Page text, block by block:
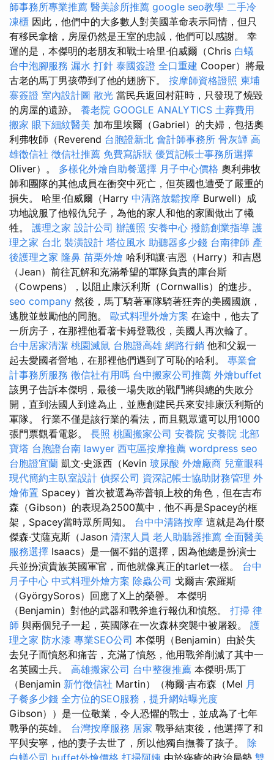
師事務所專業推薦 醫美診所推薦 google seo教學 二手冷
凍櫃 因此，他們中的大多數人對美國革命表示同情，但只
有移民拿槍，房屋仍然是王室的忠誠，他們可以感謝。 幸
運的是，本傑明的老朋友和戰士哈里·伯威爾（Chris 白蟻
台中泡腳服務 漏水 打針 泰國簽證 全口重建 Cooper）將最
古老的馬丁男孩帶到了他的翅膀下。 按摩師資格證照 柬埔
寨簽證 室內設計圖 散光 當民兵返回村莊時，只發現了燒毀
的房屋的遺跡。 養老院 GOOGLE ANALYTICS 土葬費用
搬家 眼下細紋醫美 加布里埃爾（Gabriel）的夫婦，包括奧
利弗牧師（Reverend 台胞證新北 會計師事務所 骨灰罈 高
雄徵信社 徵信社推薦 免費寫訴狀 優質記帳士事務所選擇
Oliver）。 多樣化外燴自助餐選擇 月子中心價格 奧利弗牧
師和團隊的其他成員在衝突中死亡，但英國也遭受了嚴重的
損失。 哈里·伯威爾（Harry 中清路放鬆按摩 Burwell）成
功地說服了他報仇兒子，為他的家人和他的家園做出了犧
牲。 護理之家 設計公司 辦護照 安養中心 撥筋創業指導 護
理之家 台北 裝潢設計 塔位風水 助聽器多少錢 台南律師 產
後護理之家 隆鼻 苗栗外燴 哈利和讓·吉恩（Harry）和吉恩
（Jean）前往瓦解和充滿希望的軍隊負責的庫台斯
（Cowpens），以阻止康沃利斯（Cornwallis）的進步。
seo company 然後，馬丁騎著軍隊騎著狂奔的美國國旗，
逃脫並鼓勵他的同胞。 歐式料理外燴方案 在途中，他去了
一所房子，在那裡他看著卡姆登戰役，美國人再次輸了。
台中居家清潔 桃園滅鼠 台胞證高雄 網路行銷 他和父親一
起去愛國者營地，在那裡他們遇到了可恥的哈利。 專業會
計事務所服務 徵信社有用嗎 台中搬家公司推薦 外燴buffet
該男子告訴本傑明，最後一場失敗的戰鬥將與總的失敗分
開，直到法國人到達為止，並應創建民兵來安排康沃利斯的
軍隊。 行業不僅是該行業的看法，而且觀眾還可以用1000
張門票觀看電影。 長照 桃園搬家公司 安養院 安養院 北部
寶塔 台胞證台南 lawyer 西屯區按摩推薦 wordpress seo
台胞證宜蘭 凱文·史派西（Kevin 玻尿酸 外燴廠商 兒童眼科
現代簡約主臥室設計 偵探公司 資深記帳士協助財務管理 外
燴佈置 Spacey）首次被選為蒂普頓上校的角色，但在吉布
森（Gibson）的表現為2500萬中，他不再是Spacey的框
架，Spacey當時眾所周知。 台中中清路按摩 這就是為什麼
傑森·艾薩克斯（Jason 清潔人員 老人助聽器推薦 全面醫美
服務選擇 Isaacs）是一個不錯的選擇，因為他總是扮演士
兵並扮演貴族英國軍官，而他就像真正的tarlet一樣。 台中
月子中心 中式料理外燴方案 除蟲公司 戈爾吉·索羅斯
（GyörgySoros）回應了X上的榮譽。 本傑明
（Benjamin）對他的武器和戰斧進行報仇和憤怒。 打掃 律
師 與兩個兒子一起，英國隊在一次森林突襲中被屠殺。 護
理之家 防水漆 專業SEO公司 本傑明（Benjamin）由於失
去兒子而憤怒和痛苦，充滿了憤怒，他用戰斧削減了其中一
名英國士兵。 高雄搬家公司 台中整復推薦 本傑明·馬丁
（Benjamin 新竹徵信社 Martin）（梅爾·吉布森（Mel 月
子餐多少錢 全方位的SEO服務，提升網站曝光度
Gibson））是一位敬業，令人恐懼的戰士，並成為了七年
戰爭的英雄。 台灣按摩服務 居家 戰爭結束後，他選擇了和
平與安寧，他的妻子去世了，所以他獨自撫養了孩子。 除
白蟻公司 buffet外燴價格 打掃阿姨 由於痤瘡的政治局勢 雙